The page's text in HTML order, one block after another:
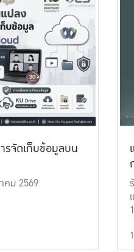
รจัดเก็บข้อมูลบน
คม 2569